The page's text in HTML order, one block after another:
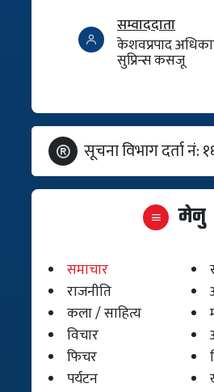
सम्वाददाता
केशवप्रपाद
सुप्रिन्स कसजू
सूचना विभाग दर्ता
मेनु
समाचार
राजनीति
कला / साहित्य
विचार
फिचर
पर्यटन